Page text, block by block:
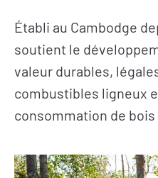
Établi au Cambodge
soutient le
valeur durables,
combustibles ligneux
consommation de